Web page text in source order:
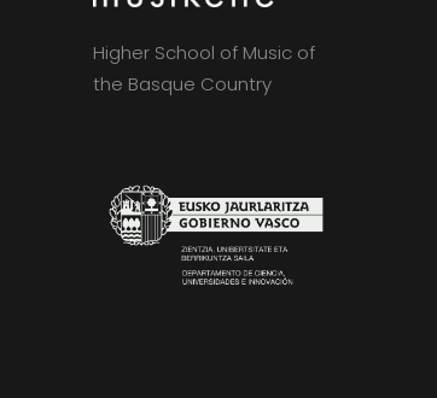
Higher School of Music of
the Basque Country